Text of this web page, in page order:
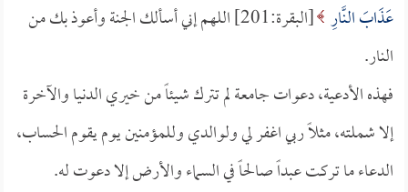
عَذَابَ النَّارِ
[البقرة:201] اللهم إني أسألك الجنة وأعوذ بك من
النار.
فهذه الأدعية، دعوات جامعة لم تترك شيئاً من خيري الدنيا والآخرة
إلا شملته، مثلاً ربي اغفر لي ولوالدي وللمؤمنين يوم يقوم الحساب،
الدعاء ما تركت عبداً صالحاً في السماء والأرض إلا دعوت له.